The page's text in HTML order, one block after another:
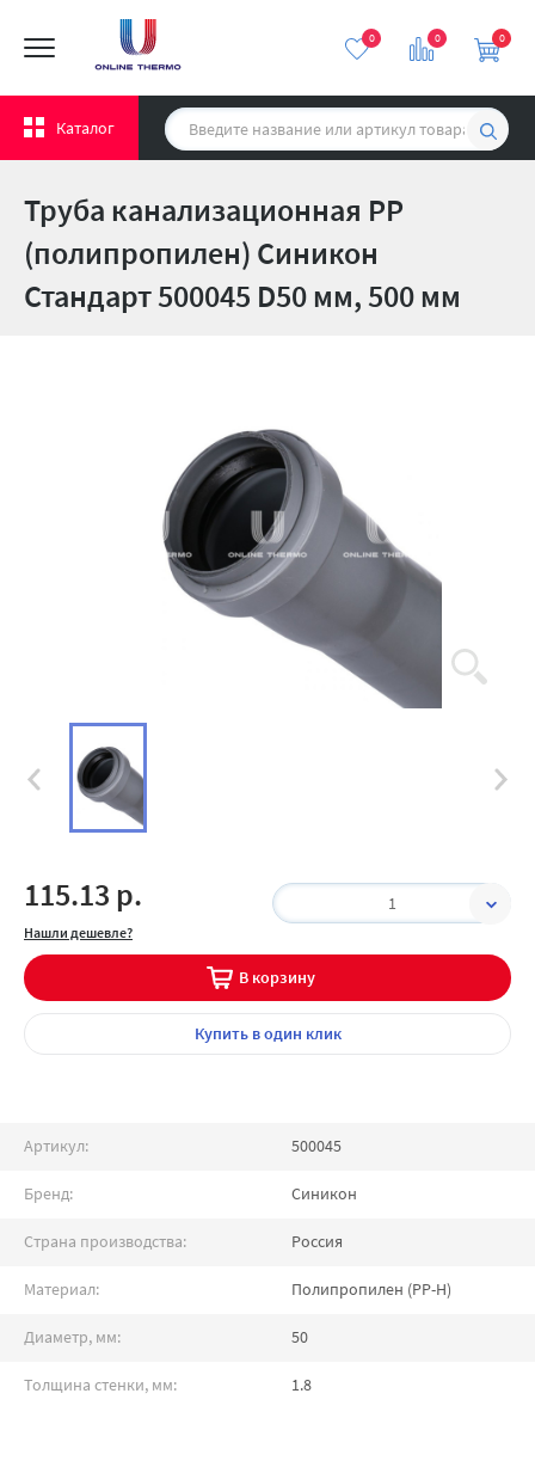
0 0
Каталог
0
Труба канализационная PP
(полипропилен) Синикон
Стандарт 500045 D50 мм, 500 мм
115.13 р.
Нашли дешевле?
1
В корзину
Купитьв один клик
Артикул: 500045
Бренд: Синикон
Страна производства: Россия
Материал: Полипропилен (PP-H)
Диаметр, мм: 50
Толщина стенки, мм: 1.8